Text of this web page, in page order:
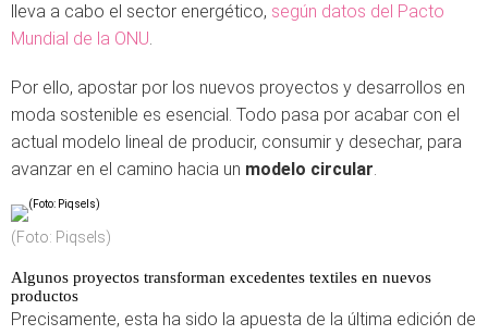
lleva a cabo el sector energético, según datos del Pacto
Mundial de la ONU.
Por ello, apostar por los nuevos proyectos y desarrollos en
moda sostenible es esencial. Todo pasa por acabar con el
actual modelo lineal de producir, consumir y desechar, para
avanzar en el camino hacia un modelo circular.
(Foto: Piqsels)
Algunos proyectos transforman excedentes textiles en nuevos
productos
Precisamente, esta ha sido la apuesta de la última edición de